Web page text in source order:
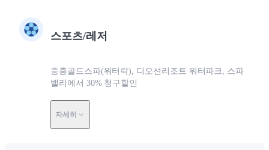
스포츠/레저
중흥골드스파(워터락), 디오션리조트 워터파크, 스파
밸리에서 30% 청구할인
자세히